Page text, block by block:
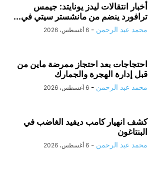
أخبار انتقالات ليدز يونايتد: جيمس
ترافورد ينضم من مانشستر سيتي في...
محمد عبد الرحمن - 6 أغسطس، 2026
احتجاجات بعد احتجاز ممرضة ماين من
قبل إدارة الهجرة والجمارك
محمد عبد الرحمن - 6 أغسطس، 2026
كشف انهيار كامب ديفيد الغاضب في
البنتاغون
محمد عبد الرحمن - 6 أغسطس، 2026